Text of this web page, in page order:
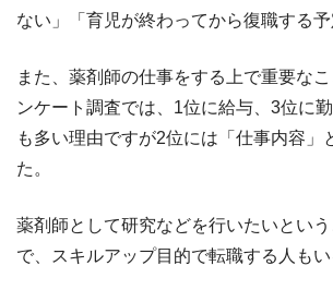
ない」「育児が終わってから復職する
また、薬剤師の仕事をする上で重要な
ンケート調査では、1位に給与、3位に
も多い理由ですが2位には「仕事内容」
た。
薬剤師として研究などを行いたいとい
で、スキルアップ目的で転職する人もい